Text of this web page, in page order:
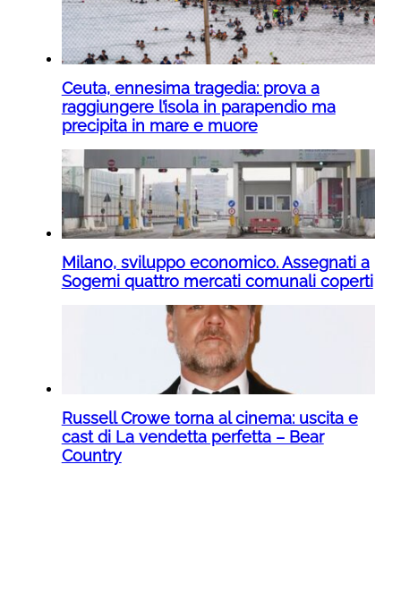
Ceuta, ennesima tragedia: prova a
raggiungere l’isola in parapendio ma
precipita in mare e muore
Milano, sviluppo economico. Assegnati a
Sogemi quattro mercati comunali coperti
Russell Crowe torna al cinema: uscita e
cast di La vendetta perfetta – Bear
Country